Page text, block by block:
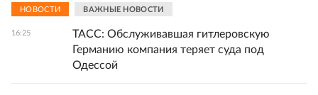
НОВОСТИ ВАЖНЫЕ НОВОСТИ
16:25
ТАСС: Обслуживавшая гитлеровскую
Германию компания теряет суда под
Одессой